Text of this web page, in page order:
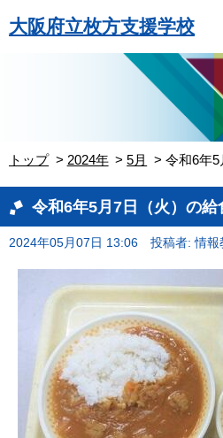
大阪府立枚方支援学校
トップ 2024年 5月 令和6年5
令和6年5月7日（火）の給
2024年05月07日 13:06 投稿者: 情報